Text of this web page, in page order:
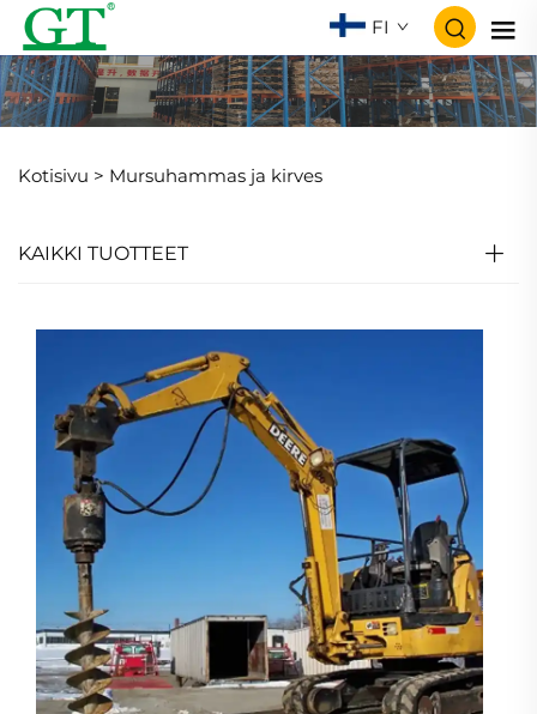
FI
Kotisivu > Mursuhammas ja kirves
KAIKKI TUOTTEET